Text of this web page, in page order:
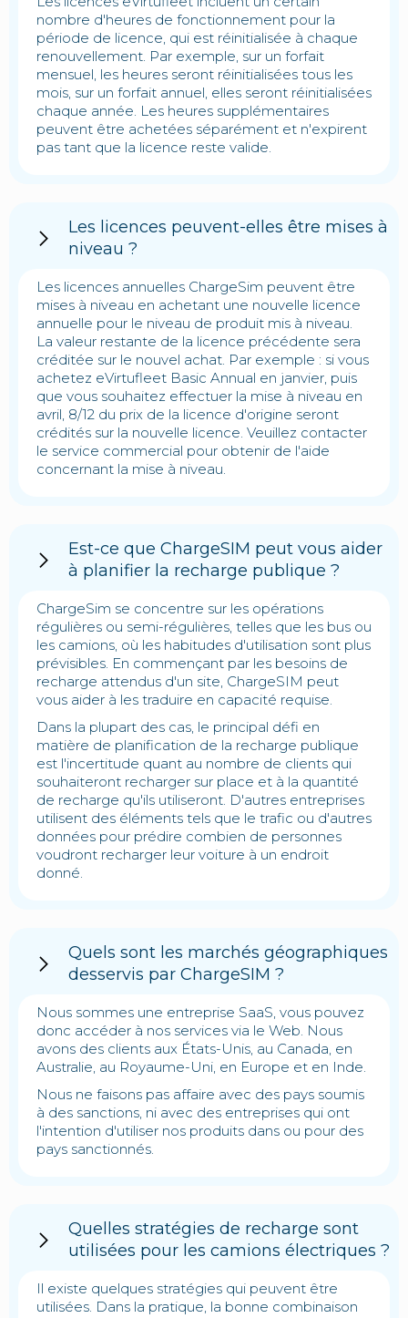
nombre d'heures de fonctionnement pour la
période de licence, qui est réinitialisée à chaque
renouvellement. Par exemple, sur un forfait
mensuel, les heures seront réinitialisées tous les
mois, sur un forfait annuel, elles seront réinitialisées
chaque année. Les heures supplémentaires
peuvent être achetées séparément et n'expirent
pas tant que la licence reste valide.
Les licences peuvent-elles être mises à
niveau ?
Les licences annuelles ChargeSim peuvent être
mises à niveau en achetant une nouvelle licence
annuelle pour le niveau de produit mis à niveau.
La valeur restante de la licence précédente sera
créditée sur le nouvel achat. Par exemple : si vous
achetez eVirtufleet Basic Annual en janvier, puis
que vous souhaitez effectuer la mise à niveau en
avril, 8/12 du prix de la licence d'origine seront
crédités sur la nouvelle licence. Veuillez contacter
le service commercial pour obtenir de l'aide
concernant la mise à niveau.
Est-ce que ChargeSIM peut vous aider
à planifier la recharge publique ?
ChargeSim se concentre sur les opérations
régulières ou semi-régulières, telles que les bus ou
les camions, où les habitudes d'utilisation sont plus
prévisibles. En commençant par les besoins de
recharge attendus d'un site, ChargeSIM peut
vous aider à les traduire en capacité requise.
Dans la plupart des cas, le principal défi en
matière de planification de la recharge publique
est l'incertitude quant au nombre de clients qui
souhaiteront recharger sur place et à la quantité
de recharge qu'ils utiliseront. D'autres entreprises
utilisent des éléments tels que le trafic ou d'autres
données pour prédire combien de personnes
voudront recharger leur voiture à un endroit
donné.
Quels sont les marchés géographiques
desservis par ChargeSIM ?
Nous sommes une entreprise SaaS, vous pouvez
donc accéder à nos services via le Web. Nous
avons des clients aux États-Unis, au Canada, en
Australie, au Royaume-Uni, en Europe et en Inde.
Nous ne faisons pas affaire avec des pays soumis
à des sanctions, ni avec des entreprises qui ont
l'intention d'utiliser nos produits dans ou pour des
pays sanctionnés.
Quelles stratégies de recharge sont
utilisées pour les camions électriques ?
Il existe quelques stratégies qui peuvent être
utilisées. Dans la pratique, la bonne combinaison